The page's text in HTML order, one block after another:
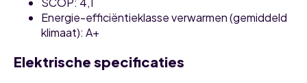
Energie-efficiëntieklasse verwarmen (gemiddeld
klimaat): A+
Elektrische specificaties